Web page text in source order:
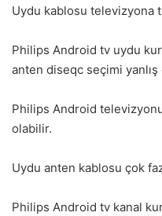
Uydu kablosu televizyona
Philips Android tv uydu
anten diseqc seçimi yanlış
Philips Android
olabilir.
Uydu anten kablosu çok
Philips Android tv kanal